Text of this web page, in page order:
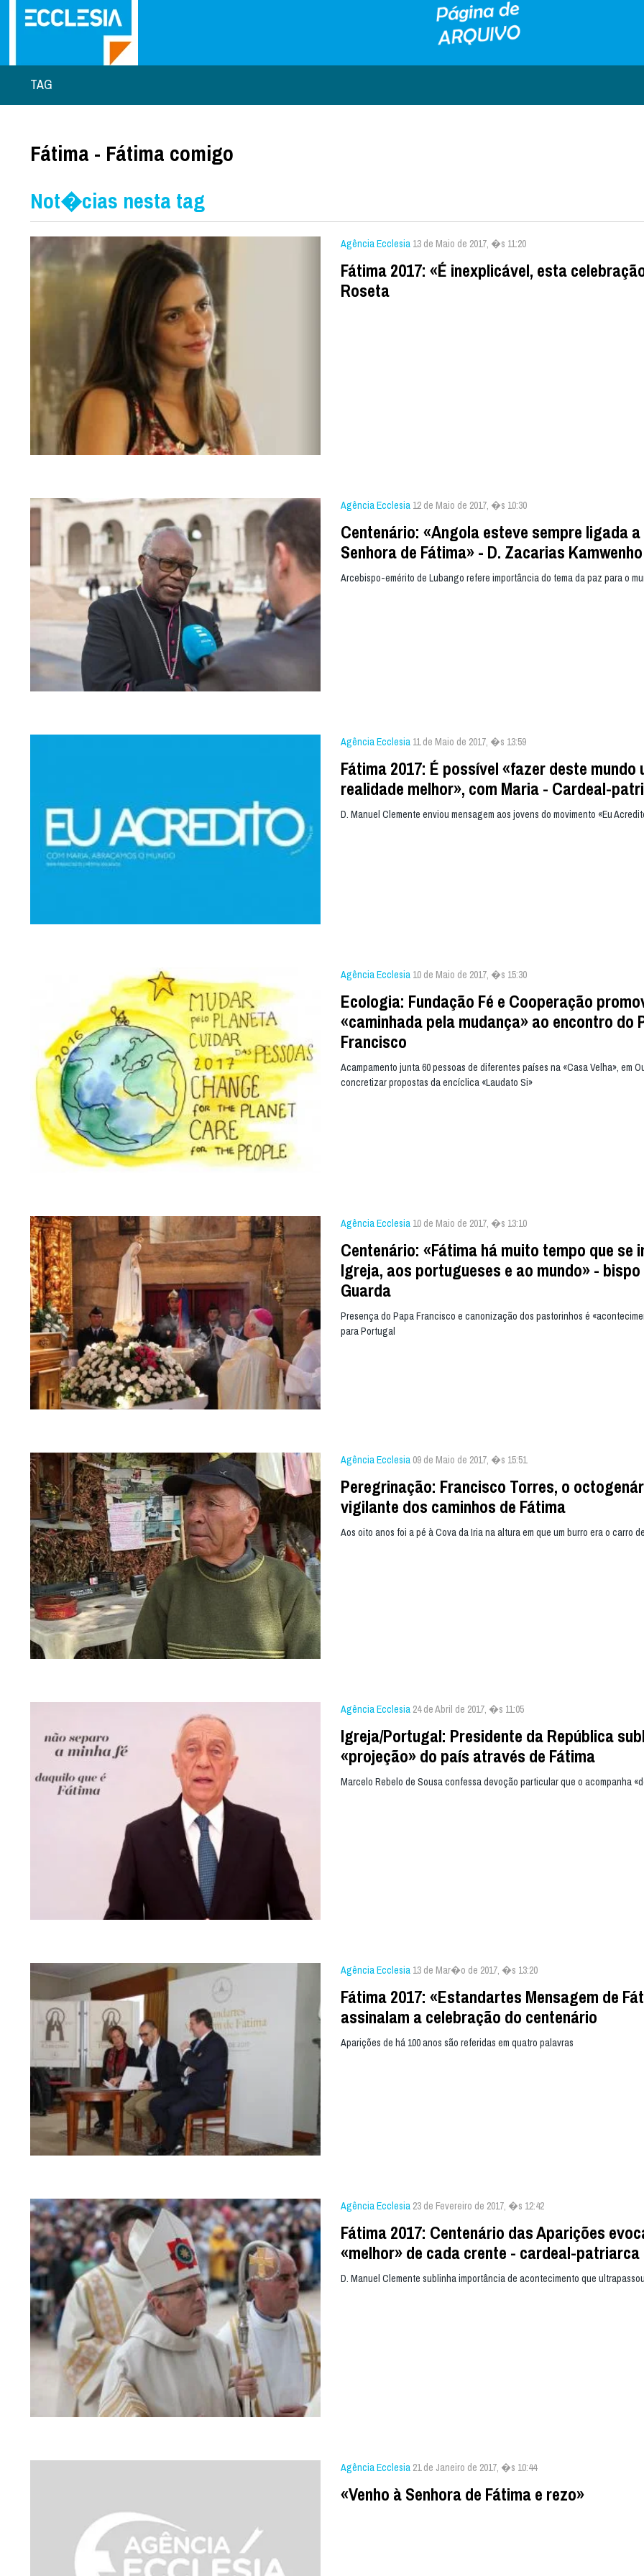
TAG
Fátima - Fátima comigo
Not�cias nesta tag
Agência Ecclesia 13 de Maio de 2017, �s 11:20
Fátima 2017: «É inexplicável, esta
Roseta
Agência Ecclesia 12 de Maio de 2017, �s 10:30
Centenário: «Angola esteve sempre ligada
Senhora de Fátima» - D. Zacarias Kamwenho
Arcebispo-emérito de Lubango refere importância do tema da paz para o
Agência Ecclesia 11 de Maio de 2017, �s 13:59
Fátima 2017: É possível «fazer deste mundo
realidade melhor», com Maria - Cardeal-
D. Manuel Clemente enviou mensagem aos jovens do movimento «Eu
Agência Ecclesia 10 de Maio de 2017, �s 15:30
Ecologia: Fundação Fé e Cooperação
«caminhada pela mudança» ao encontro do
Francisco
Acampamento junta 60 pessoas de diferentes países na «Casa Velha», em
concretizar propostas da encíclica «Laudato Si»
Agência Ecclesia 10 de Maio de 2017, �s 13:10
Centenário: «Fátima há muito tempo que se
Igreja, aos portugueses e ao mundo» -
Guarda
Presença do Papa Francisco e canonização dos pastorinhos é
para Portugal
Agência Ecclesia 09 de Maio de 2017, �s 15:51
Peregrinação: Francisco Torres, o
vigilante dos caminhos de Fátima
Aos oito anos foi a pé à Cova da Iria na altura em que um burro era o carro
Agência Ecclesia 24 de Abril de 2017, �s 11:05
Igreja/Portugal: Presidente da República
«projeção» do país através de Fátima
Marcelo Rebelo de Sousa confessa devoção particular que o acompanha
Agência Ecclesia 13 de Mar�o de 2017, �s 13:20
Fátima 2017: «Estandartes Mensagem de
assinalam a celebração do centenário
Aparições de há 100 anos são referidas em quatro palavras
Agência Ecclesia 23 de Fevereiro de 2017, �s 12:42
Fátima 2017: Centenário das Aparições
«melhor» de cada crente - cardeal-patriarca
D. Manuel Clemente sublinha importância de acontecimento que
Agência Ecclesia 21 de Janeiro de 2017, �s 10:44
«Venho à Senhora de Fátima e rezo»